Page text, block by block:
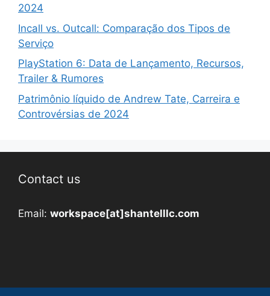
2024
Incall vs. Outcall: Comparação dos Tipos de
Serviço
PlayStation 6: Data de Lançamento, Recursos,
Trailer & Rumores
Patrimônio líquido de Andrew Tate, Carreira e
Controvérsias de 2024
Contact us
Email: workspace[at]shantelllc.com